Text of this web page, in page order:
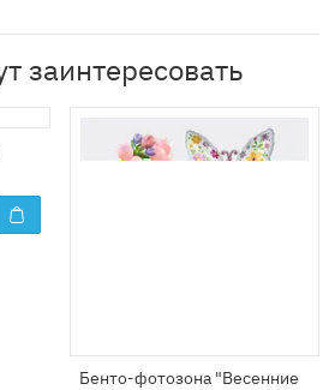
заинтересовать
Бенто-фотозона "Весенние